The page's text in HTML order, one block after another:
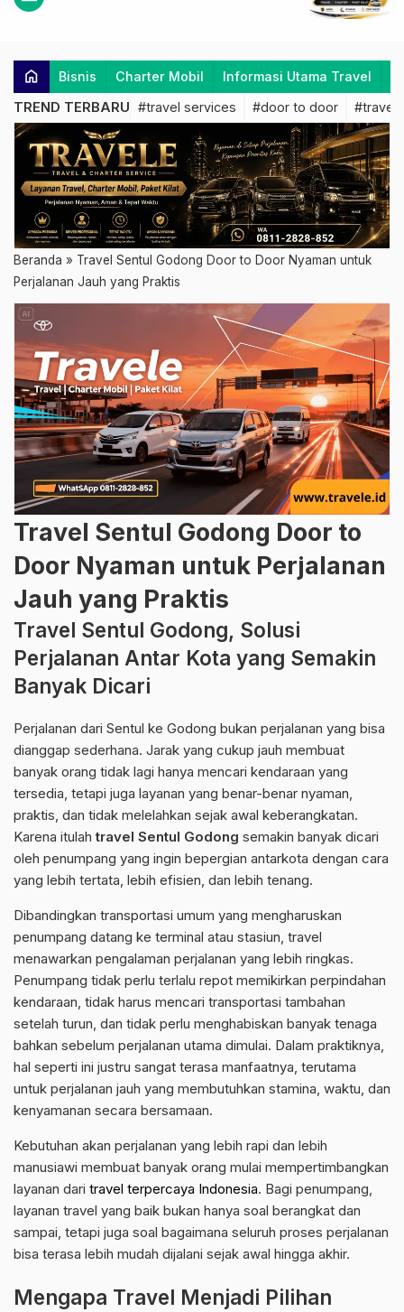
home Bisnis Charter Mobil Informasi Utama Travel
TREND TERBARU #travel services #door to door #travel
Beranda » Travel Sentul Godong Door to Door Nyaman untuk
Perjalanan Jauh yang Praktis
Travel Sentul Godong Door to
Door Nyaman untuk Perjalanan
Jauh yang Praktis
Travel Sentul Godong, Solusi
Perjalanan Antar Kota yang Semakin
Banyak Dicari
Perjalanan dari Sentul ke Godong bukan perjalanan yang bisa
dianggap sederhana. Jarak yang cukup jauh membuat
banyak orang tidak lagi hanya mencari kendaraan yang
tersedia, tetapi juga layanan yang benar-benar nyaman,
praktis, dan tidak melelahkan sejak awal keberangkatan.
Karena itulahtravel Sentul Godong semakin banyak dicari
oleh penumpang yang ingin bepergian antarkota dengan cara
yang lebih tertata, lebih efisien, dan lebih tenang.
Dibandingkan transportasi umum yang mengharuskan
penumpang datang ke terminal atau stasiun, travel
menawarkan pengalaman perjalanan yang lebih ringkas.
Penumpang tidak perlu terlalu repot memikirkan perpindahan
kendaraan, tidak harus mencari transportasi tambahan
setelah turun, dan tidak perlu menghabiskan banyak tenaga
bahkan sebelum perjalanan utama dimulai. Dalam praktiknya,
hal seperti ini justru sangat terasa manfaatnya, terutama
untuk perjalanan jauh yang membutuhkan stamina, waktu, dan
kenyamanan secara bersamaan.
Kebutuhan akan perjalanan yang lebih rapi dan lebih
manusiawi membuat banyak orang mulai mempertimbangkan
layanan dari travel terpercaya Indonesia. Bagi penumpang,
layanan travel yang baik bukan hanya soal berangkat dan
sampai, tetapi juga soal bagaimana seluruh proses perjalanan
bisa terasa lebih mudah dijalani sejak awal hingga akhir.
Mengapa Travel Menjadi Pilihan